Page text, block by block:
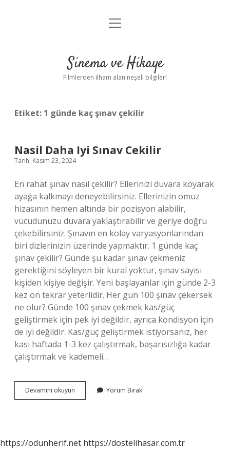
Gizlilik Politikası
Yasal Uyarı
menüyü
Sinema ve Hikaye
Filmlerden ilham alan neşeli bilgiler!
Etiket: 1 günde kaç şınav çekilir
Nasil Daha Iyi Sınav Cekilir
Tarih: Kasım 23, 2024
En rahat şınav nasıl çekilir? Ellerinizi duvara koyarak
ayağa kalkmayı deneyebilirsiniz. Ellerinizin omuz
hizasının hemen altında bir pozisyon alabilir,
vücudunuzu duvara yaklaştırabilir ve geriye doğru
çekebilirsiniz. Şınavın en kolay varyasyonlarından
biri dizlerinizin üzerinde yapmaktır. 1 günde kaç
şınav çekilir? Günde şu kadar şınav çekmeniz
gerektiğini söyleyen bir kural yoktur, şınav sayısı
kişiden kişiye değişir. Yeni başlayanlar için günde 2-3
kez on tekrar yeterlidir. Her gün 100 şınav çekersek
ne olur? Günde 100 şınav çekmek kas/güç
geliştirmek için pek iyi değildir, ayrıca kondisyon için
de iyi değildir. Kas/güç geliştirmek istiyorsanız, her
kası haftada 1-3 kez çalıştırmak, başarısızlığa kadar
çalıştırmak ve kademeli…
Devamını okuyun
Daha
Yorum Bırak
https://odunherif.net https://dostelihasar.com.tr